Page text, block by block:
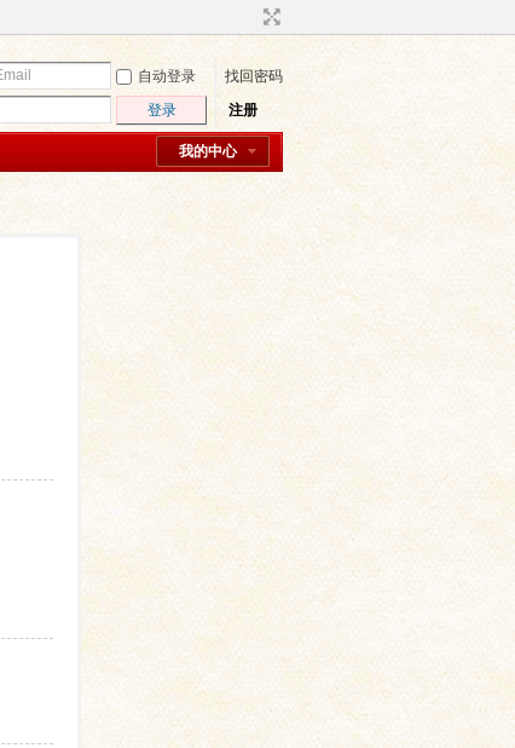
自动登录
找回密码
登录 注册
我的中心